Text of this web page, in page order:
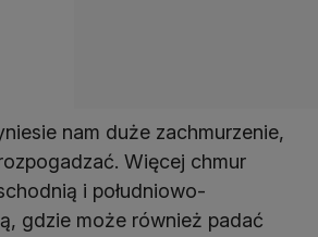
nam duże zachmurzenie,
Więcej chmur
i południowo-
gdzie może również padać